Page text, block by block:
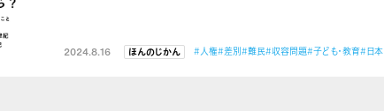
2024.8.16 ほんのじかん #人権#差別#難民#収容問題#子ども・教育#日本